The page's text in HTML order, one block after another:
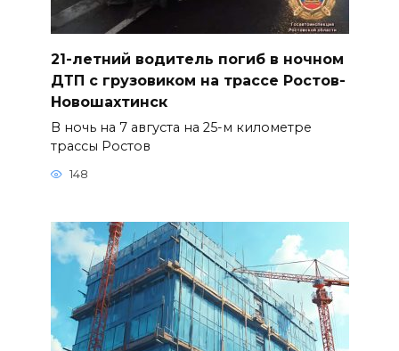
21-летний водитель погиб в ночном
ДТП с грузовиком на трассе Ростов-
Новошахтинск
В ночь на 7 августа на 25-м километре
трассы Ростов
148